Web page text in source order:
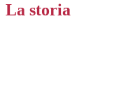
La storia